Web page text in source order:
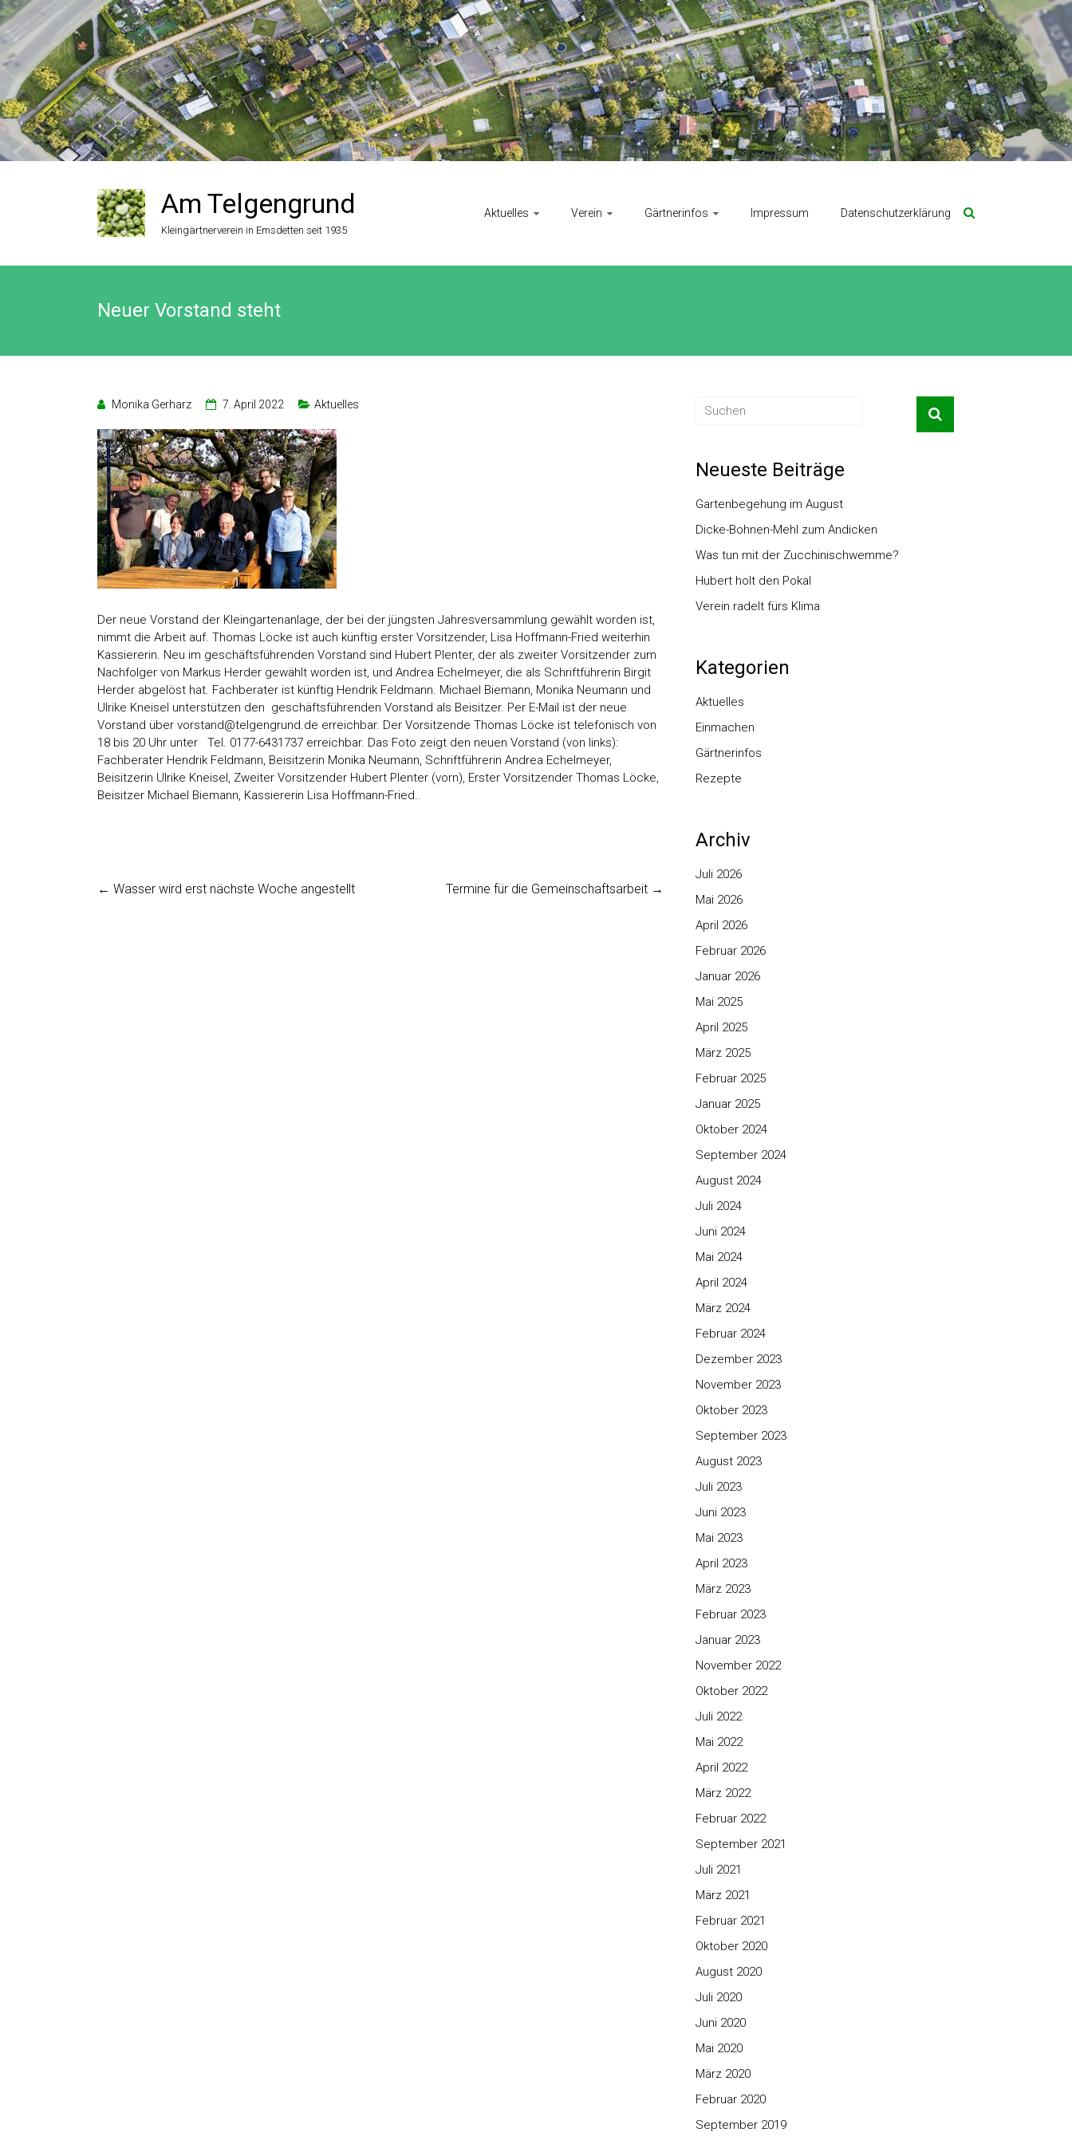
Zum
Inhalt
springen
Am Telgengrund
Kleingärtnerverein in Emsdetten seit 1935
Aktuelles Verein Gärtnerinfos Impressum Datenschutzerklärung
Neuer Vorstand steht
Monika Gerharz 7. April 2022 Aktuelles
Der neue Vorstand der Kleingartenanlage, der bei der jüngsten Jahresversammlung gewählt worden ist,
nimmt die Arbeit auf. Thomas Löcke ist auch künftig erster Vorsitzender, Lisa Hoffmann-Fried weiterhin
Kassiererin. Neu im geschäftsführenden Vorstand sind Hubert Plenter, der als zweiter Vorsitzender zum
Nachfolger von Markus Herder gewählt worden ist, und Andrea Echelmeyer, die als Schriftführerin Birgit
Herder abgelöst hat. Fachberater ist künftig Hendrik Feldmann. Michael Biemann, Monika Neumann und
Ulrike Kneisel unterstützen den geschäftsführenden Vorstand als Beisitzer. Per E-Mail ist der neue
Vorstand über vorstand@telgengrund.de erreichbar. Der Vorsitzende Thomas Löcke ist telefonisch von
18 bis 20 Uhr unter Tel. 0177-6431737 erreichbar. Das Foto zeigt den neuen Vorstand (von links):
Fachberater Hendrik Feldmann, Beisitzerin Monika Neumann, Schriftführerin Andrea Echelmeyer,
Beisitzerin Ulrike Kneisel, Zweiter Vorsitzender Hubert Plenter (vorn), Erster Vorsitzender Thomas Löcke,
Beisitzer Michael Biemann, Kassiererin Lisa Hoffmann-Fried..
← Wasser wird erst nächste Woche angestellt Termine für die Gemeinschaftsarbeit →
Neueste Beiträge
Gartenbegehung im August
Dicke-Bohnen-Mehl zum Andicken
Was tun mit der Zucchinischwemme?
Hubert holt den Pokal
Verein radelt fürs Klima
Kategorien
Aktuelles
Einmachen
Gärtnerinfos
Rezepte
Archiv
Juli 2026
Mai 2026
April 2026
Februar 2026
Januar 2026
Mai 2025
April 2025
März 2025
Februar 2025
Januar 2025
Oktober 2024
September 2024
August 2024
Juli 2024
Juni 2024
Mai 2024
April 2024
März 2024
Februar 2024
Dezember 2023
November 2023
Oktober 2023
September 2023
August 2023
Juli 2023
Juni 2023
Mai 2023
April 2023
März 2023
Februar 2023
Januar 2023
November 2022
Oktober 2022
Juli 2022
Mai 2022
April 2022
März 2022
Februar 2022
September 2021
Juli 2021
März 2021
Februar 2021
Oktober 2020
August 2020
Juli 2020
Juni 2020
Mai 2020
März 2020
Februar 2020
September 2019